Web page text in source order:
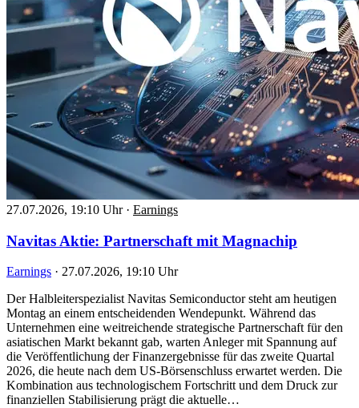
27.07.2026, 19:10 Uhr · Earnings
Navitas Aktie: Partnerschaft mit Magnachip
Earnings · 27.07.2026, 19:10 Uhr
Der Halbleiterspezialist Navitas Semiconductor steht am heutigen
Montag an einem entscheidenden Wendepunkt. Während das
Unternehmen eine weitreichende strategische Partnerschaft für den
asiatischen Markt bekannt gab, warten Anleger mit Spannung auf
die Veröffentlichung der Finanzergebnisse für das zweite Quartal
2026, die heute nach dem US-Börsenschluss erwartet werden. Die
Kombination aus technologischem Fortschritt und dem Druck zur
finanziellen Stabilisierung prägt die aktuelle…